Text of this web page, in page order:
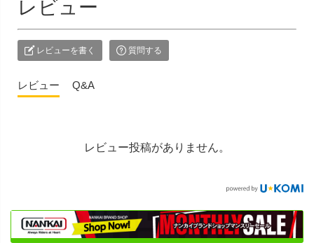
レビュー
レビューを書く 質問する
レビュー Q&A
レビュー投稿がありません。